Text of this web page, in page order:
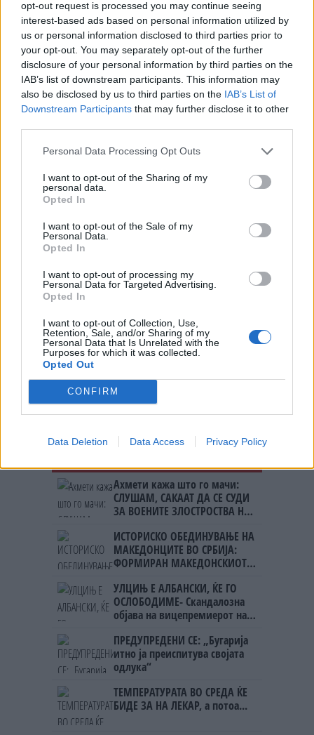
opt-out request is processed you may continue seeing
interest-based ads based on personal information utilized by
us or personal information disclosed to third parties prior to
your opt-out. You may separately opt-out of the further
disclosure of your personal information by third parties on the
IAB’s list of downstream participants. This information may
also be disclosed by us to third parties on the IAB’s List of
Downstream Participants that may further disclose it to other
Personal Data Processing Opt Outs
I want to opt-out of the Sharing of my
personal data.
Opted In
I want to opt-out of the Sale of my
Personal Data.
Opted In
I want to opt-out of processing my
Personal Data for Targeted Advertising.
Opted In
I want to opt-out of Collection, Use,
Retention, Sale, and/or Sharing of my
Personal Data that Is Unrelated with the
Purposes for which it was collected.
Opted Out
CONFIRM
Data Deletion Data Access Privacy Policy
Во Грција во меѓувреме е објавена нова
интерактивна мапа, која го покажува
драматичното ширење на сребреногрбата риба-
зајак (лагокефалос) во грчките води.
Податоците од грчката мрежа за рано
предупредување ELNAIS покажуваат дека овој
започнало како изолирани случаи забележани
инвазија. Најголеми концентрации има околу
Крит, Додеканезите, Кикладите и поголемиот
дел од Егејското Море.
© Vecer.mk, правата за текстот се на редакцијата
ЦРНА ГОРА ДА ПРИМИ МИГРАНТИ,
ќе побара Италија на вонреден
Хорор во соседството - ГО
ЗАМРЗНАЛ МРТВИОТ ТАТКО ЗА ДА
ЈА ЗЕМА ПЕНЗИЈАТА
Ахмети кажа што го мачи:
СЛУШАМ, САКААТ ДА СЕ СУДИ
ЗА ВОЕНИТЕ ЗЛОСТРОСТВА НА
ИСТОРИСКО ОБЕДИНУВАЊЕ НА
МАКЕДОНЦИТЕ ВО СРБИЈА:
ФОРМИРАН МАКЕДОНСКИОТ
УЛЦИЊ Е АЛБАНСКИ, ЌЕ ГО
ОСЛОБОДИМЕ- Скандалозна
објава на вицепремиерот на
ПРЕДУПРЕДЕНИ СЕ: „Бугарија
итно ја преиспитува својата
одлука“
ТЕМПЕРАТУРАТА ВО СРЕДА ЌЕ
БИДЕ ЗА НА ЛЕКАР, а потоа...